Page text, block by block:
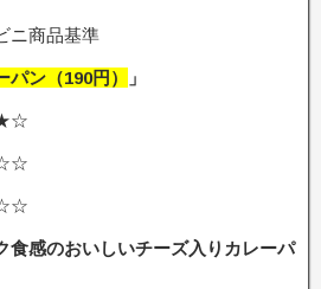
ニ商品基準
パン （190円） 」
食感のおいしいチーズ入りカレーパ